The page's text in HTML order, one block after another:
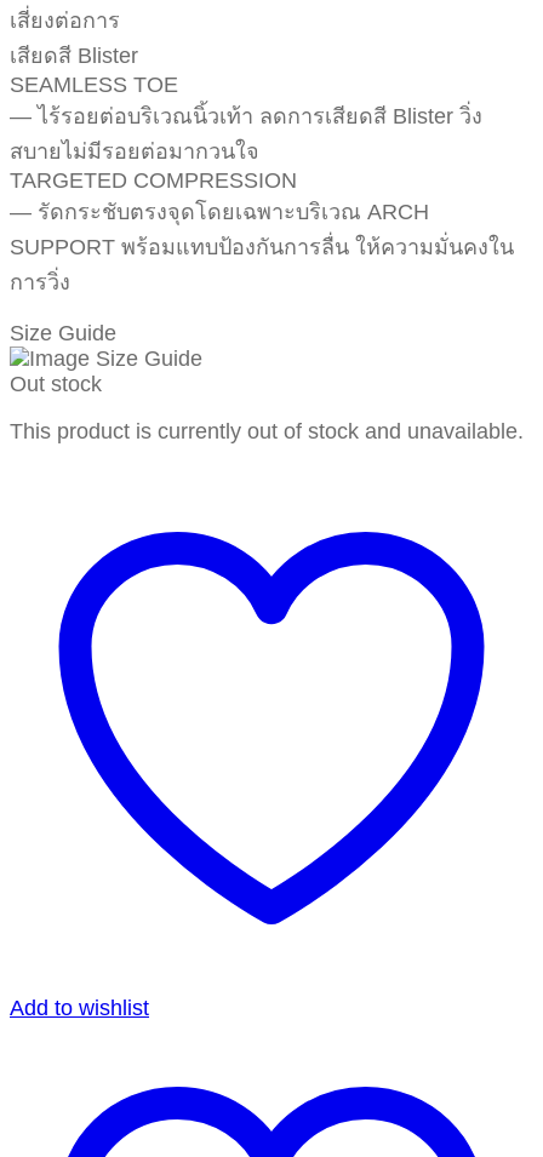
เสี่ยงต่อการ
เสียดสี Blister
SEAMLESS TOE
— ไร้รอยต่อบริเวณนิ้วเท้า ลดการเสียดสี Blister วิ่ง
สบายไม่มีรอยต่อมากวนใจ
TARGETED COMPRESSION
— รัดกระชับตรงจุดโดยเฉพาะบริเวณ ARCH
SUPPORT พร้อมแทบป้องกันการลื่น ให้ความมั่นคงใน
การวิ่ง
Size Guide
Out stock
This product is currently out of stock and unavailable.
Add to wishlist